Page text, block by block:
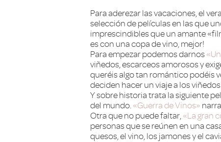
Para aderezar las vacaciones, el
selección de películas en las que
imprescindibles que un amante
es con una copa de vino, mejor!
Para empezar podemos darnos
viñedos, escarceos amorosos y
queréis algo tan romántico podéis
deciden hacer un viaje a los
Y sobre historia trata la siguiente
del mundo.«Guerra de Vinos»
Otra que no puede faltar, «La gran
personas que se reúnen en una
quesos, el vino, los jamones y el